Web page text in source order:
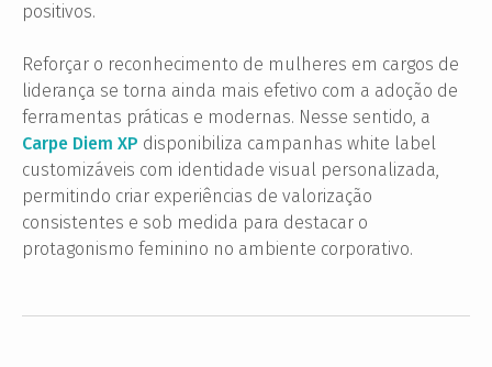
positivos.
Reforçar o reconhecimento de mulheres em cargos de
liderança se torna ainda mais efetivo com a adoção de
ferramentas práticas e modernas. Nesse sentido, a
Carpe Diem XP disponibiliza campanhas white label
customizáveis com identidade visual personalizada,
permitindo criar experiências de valorização
consistentes e sob medida para destacar o
protagonismo feminino no ambiente corporativo.